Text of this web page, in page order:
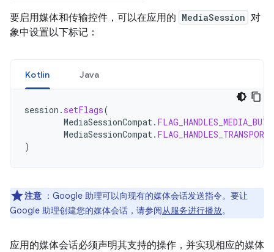
要启用媒体和传输控件，可以在应用的 MediaSession 对
象中设置以下标记：
Kotlin Java
session . setFlags(
MediaSessionCompat.
MediaSessionCompat.
)
注意 ：Google 助理可以向现有的媒体会话发送指令。要让
Google 助理创建您的媒体会话，请参阅从服务进行播放。
应用的媒体会话必须声明其支持的操作，并实现相应的媒体